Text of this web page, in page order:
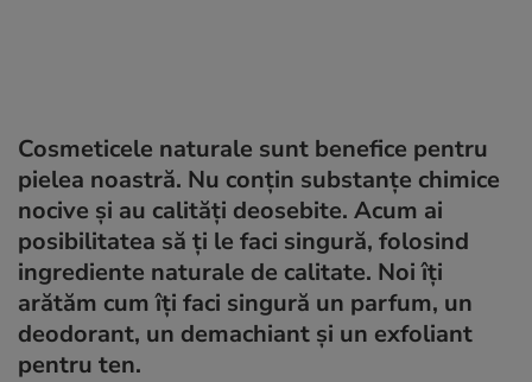
Cosmeticele naturale sunt benefice pentru
pielea noastră. Nu conțin substanțe chimice
nocive și au calități deosebite. Acum ai
posibilitatea să ți le faci singură, folosind
ingrediente naturale de calitate. Noi îți
arătăm cum îți faci singură un parfum, un
deodorant, un demachiant și un exfoliant
pentru ten.